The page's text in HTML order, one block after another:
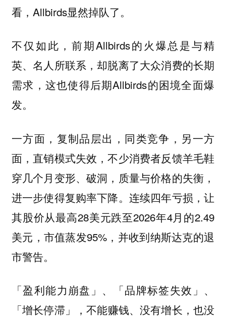
看，Allbirds显然掉队了。
不仅如此，前期Allbirds的火爆总是与精
英、名人所联系，却脱离了大众消费的长期
需求，这也使得后期Allbirds的困境全面爆
发。
一方面，复制品层出，同类竞争，另一方
面，直销模式失效，不少消费者反馈羊毛鞋
穿几个月变形、破洞，质量与价格的失衡，
进一步使得复购率下降。连续四年亏损，让
其股价从最高28美元跌至2026年4月的2.49
美元，市值蒸发95%，并收到纳斯达克的退
市警告。
「盈利能力崩盘」、「品牌标签失效」、
「增长停滞」
，不能赚钱、没有增长，也没